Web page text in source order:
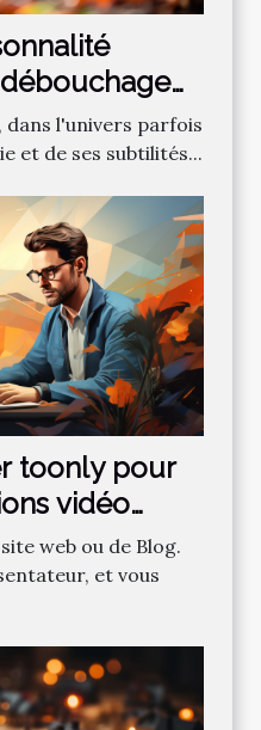
dans l'univers parfois
et de ses subtilités...
toonly pour
vidéo
? web ou de Blog.
et vous